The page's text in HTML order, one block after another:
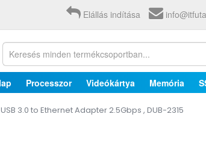
Elállás indítása
Processzor Videókártya Memória
3.0 to Ethernet Adapter 2.5Gbps , DUB-2315